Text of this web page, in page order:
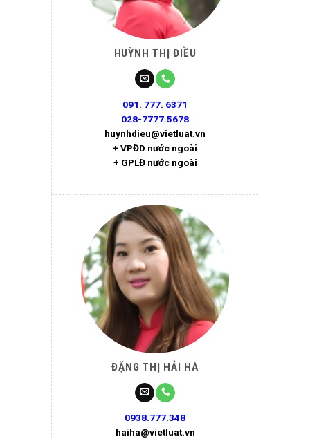
HUỲNH THỊ ĐIỀU
091. 777. 6371
028-7777.5678
huynhdieu@vietluat.vn
+ VPĐD nước ngoài
+ GPLĐ nước ngoài
ĐẶNG THỊ HẢI HÀ
0938.777.348
haiha@vietluat.vn